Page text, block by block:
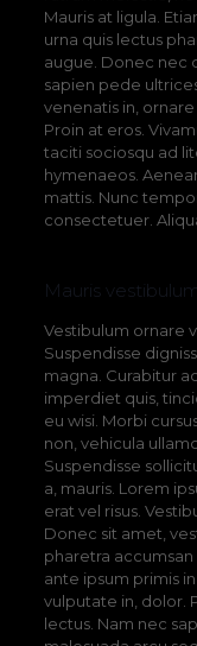
Mauris at ligula.
urna quis lectus
augue. Donec nec
sapien pede
venenatis in,
Proin at eros.
taciti sociosqu ad
hymenaeos.
mattis. Nunc
consectetuer.
Mauris
Vestibulum ornare
Suspendisse
magna. Curabitur
imperdiet quis,
eu wisi. Morbi
non, vehicula
Suspendisse
a, mauris. Lorem
erat vel risus.
Donec sit amet,
pharetra
ante ipsum primis
vulputate in, dolor.
lectus. Nam nec